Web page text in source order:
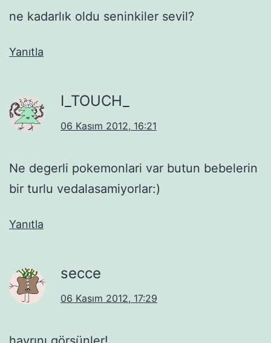
ne kadarlık oldu seninkiler sevil?
Yanıtla
I_TOUCH_
06 Kasım 2012, 16:21
Ne degerli pokemonlari var butun bebelerin
bir turlu vedalasamiyorlar:)
Yanıtla
secce
06 Kasım 2012, 17:29